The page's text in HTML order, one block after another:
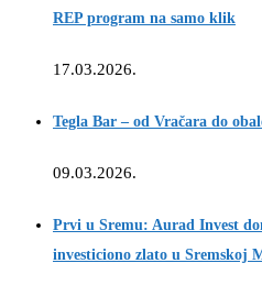
REP program na samo klik
17.03.2026.
Tegla Bar – od Vračara do
09.03.2026.
Prvi u Sremu: Aurad Invest
investiciono zlato u Sremskoj